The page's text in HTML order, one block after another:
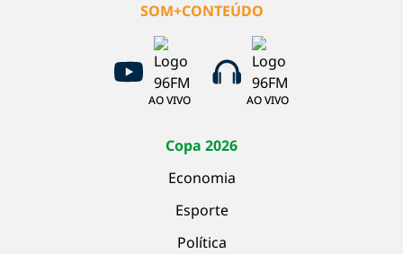
SOM+CONTEÚDO
AO VIVO AO VIVO
Copa 2026
Economia
Esporte
Política